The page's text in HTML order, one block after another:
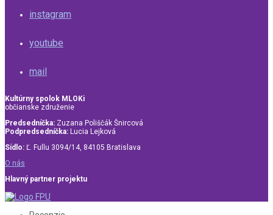
instagram
youtube
mail
Kultúrny spolok MLOKi
občianske združenie
Predsedníčka: Zuzana Poliščák Šnircová
Podpredsedníčka: Lucia Lejková
Sídlo: Ľ. Fullu 3094/14, 84105 Bratislava
O nás
Hlavný partner projektu